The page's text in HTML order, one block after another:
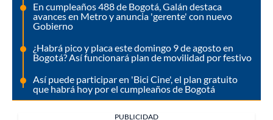
En cumpleaños 488 de Bogotá, Galán destaca
avances en Metro y anuncia 'gerente' con nuevo
Gobierno
¿Habrá pico y placa este domingo 9 de agosto en
Bogotá? Así funcionará plan de movilidad por festivo
Así puede participar en 'Bici Cine', el plan gratuito
que habrá hoy por el cumpleaños de Bogotá
PUBLICIDAD